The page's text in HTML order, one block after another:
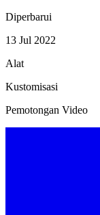
Diperbarui
13 Jul 2022
Alat
Kustomisasi
Pemotongan Video